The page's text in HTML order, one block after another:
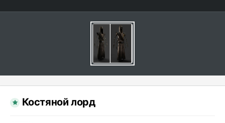
Костяной лорд